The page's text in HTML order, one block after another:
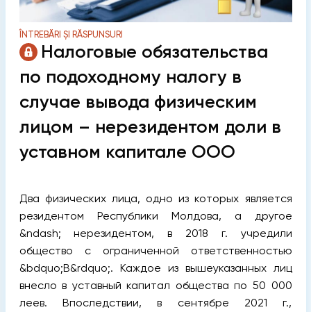
ÎNTREBĂRI ȘI RĂSPUNSURI
Налоговые обязательства
по подоходному налогу в
случае вывода физическим
лицом – нерезидентом доли в
уставном капитале ООО
Два физических лица, одно из которых является
резидентом Республики Молдова, а другое
&ndash; нерезидентом, в 2018 г. учредили
общество с ограниченной ответственностью
&bdquo;B&rdquo;. Каждое из вышеуказанных лиц
внесло в уставный капитал общества по 50 000
леев. Впоследствии, в сентябре 2021 г.,